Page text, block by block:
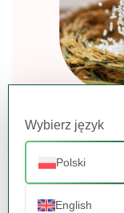
Wybierz język
Polski
English
❮